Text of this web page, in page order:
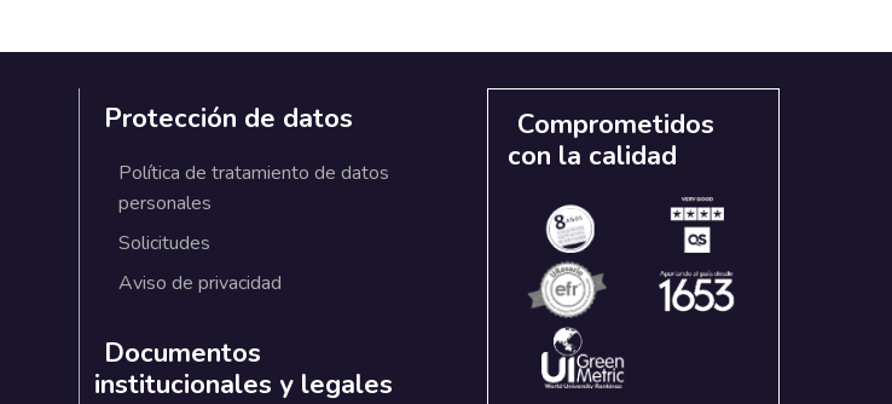
Protección de datos
Política de tratamiento de datos
personales
Solicitudes
Aviso de privacidad
Documentos
institucionales y legales
Comprometidos
con la calidad